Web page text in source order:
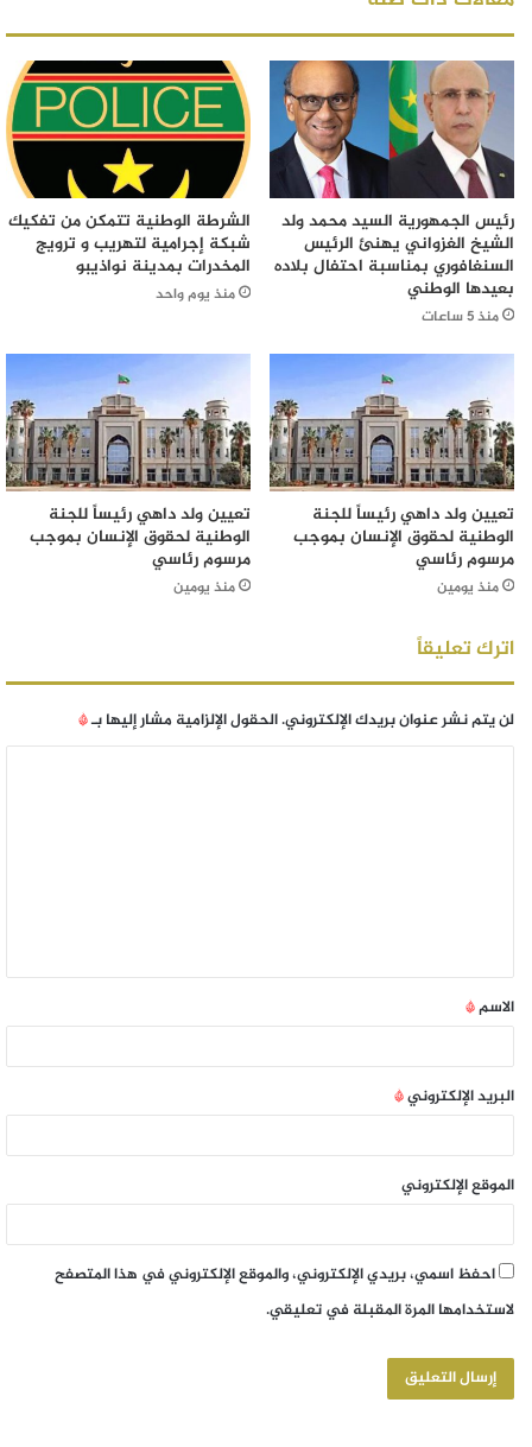
رئيس الجمهورية السيد محمد ولد
الشيخ الغزواني يهنئ الرئيس
السنغافوري بمناسبة احتفال بلاده
بعيدها الوطني
منذ 5 ساعات
الشرطة الوطنية تتمكن من تفكيك
شبكة إجرامية لتهريب و ترويج
المخدرات بمدينة نواذيبو
منذ يوم واحد
تعيين ولد داهي رئيساً للجنة
الوطنية لحقوق الإنسان بموجب
مرسوم رئاسي
منذ يومين
تعيين ولد داهي رئيساً للجنة
الوطنية لحقوق الإنسان بموجب
مرسوم رئاسي
منذ يومين
اترك تعليقاً
لن يتم نشر عنوان بريدك الإلكتروني.الحقول الإلزامية مشار إليها بـ*
الاسم*
البريد الإلكتروني*
الموقع الإلكتروني
احفظ اسمي، بريدي الإلكتروني، والموقع الإلكتروني في هذا المتصفح
لاستخدامها المرة المقبلة في تعليقي.